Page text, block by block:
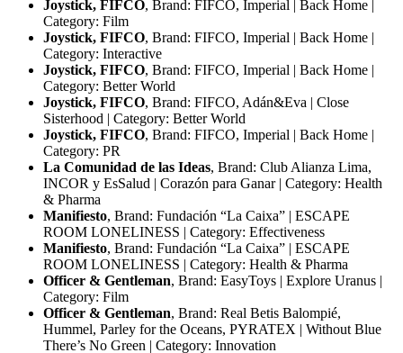
Joystick, FIFCO, Brand: FIFCO, Imperial | Back Home |
Category: Film
Joystick, FIFCO, Brand: FIFCO, Imperial | Back Home |
Category: Interactive
Joystick, FIFCO, Brand: FIFCO, Imperial | Back Home |
Category: Better World
Joystick, FIFCO, Brand: FIFCO, Adán&Eva | Close
Sisterhood | Category: Better World
Joystick, FIFCO, Brand: FIFCO, Imperial | Back Home |
Category: PR
La Comunidad de las Ideas, Brand: Club Alianza Lima,
INCOR y EsSalud | Corazón para Ganar | Category: Health
& Pharma
Manifiesto, Brand: Fundación “La Caixa” | ESCAPE
ROOM LONELINESS | Category: Effectiveness
Manifiesto, Brand: Fundación “La Caixa” | ESCAPE
ROOM LONELINESS | Category: Health & Pharma
Officer & Gentleman, Brand: EasyToys | Explore Uranus |
Category: Film
Officer & Gentleman, Brand: Real Betis Balompié,
Hummel, Parley for the Oceans, PYRATEX | Without Blue
There’s No Green | Category: Innovation